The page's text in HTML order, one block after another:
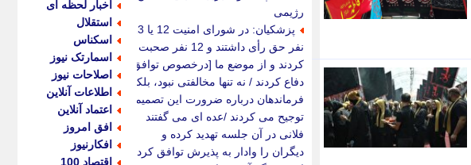
رژیمی
پزشکیان: در شورای امنیت 12 یا 13
نفر حق رأی داشتند و 12 نفر صحبت
کردند و از موضع ما [درخصوص توافق]
دفاع کردند / نه تنها مخالفتی نبود، بلکه
فرماندهان درباره ضرورت این تصمیم
توجیح می کردند /عده ای می گفتند
فلانی در آن جلسه تهدید کرده و
دیگران را وادار به پذیرش توافق کرده
اخبار لحظه ای
استقلال
اسکناس
اسمارتک نیوز
اصلاحات نیوز
اطلاعات آنلاین
اعتماد آنلاین
افق امروز
افکارنیوز
اقتصاد 100